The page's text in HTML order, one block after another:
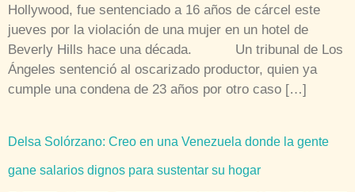
Hollywood, fue sentenciado a 16 años de cárcel este
jueves por la violación de una mujer en un hotel de
Beverly Hills hace una década. Un tribunal de Los
Ángeles sentenció al oscarizado productor, quien ya
cumple una condena de 23 años por otro caso […]
Delsa Solórzano: Creo en una Venezuela donde la gente
gane salarios dignos para sustentar su hogar